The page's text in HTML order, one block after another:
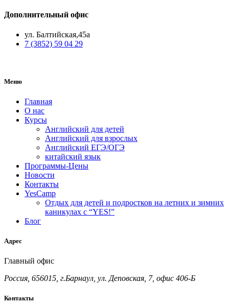
Дополнительный офис
ул. Балтийская,45а
7 (3852) 59 04 29
Меню
Главная
О нас
Курсы
Английский для детей
Английский для взрослых
Английский ЕГЭ/ОГЭ
китайский язык
Программы-Цены
Новости
Контакты
YesCamp
Отдых для детей и подростков на летних и зимних
каникулах с “YES!”
Блог
Адрес
Главный офис
Россия, 656015, г.Барнаул, ул. Деповская, 7, офис 406-Б
Контакты